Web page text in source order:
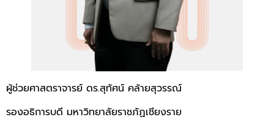
ผู้ช่วยศาสตราจารย์ ดร.สุทัศน์ คล้ายสุวรรณ์
รองอธิการบดี มหาวิทยาลัยราชภัฏเชียงราย